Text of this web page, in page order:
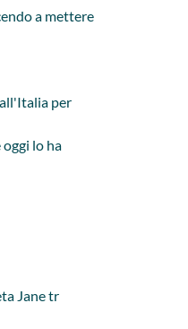
a mettere
per
lo ha
Jane tr